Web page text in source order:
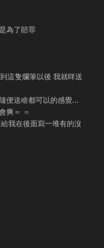
為了賠罪
這隻爛筆以後 我就咩送
便送啥都可以的感覺…
爽＝ ＝
我在後面寫一堆有的沒